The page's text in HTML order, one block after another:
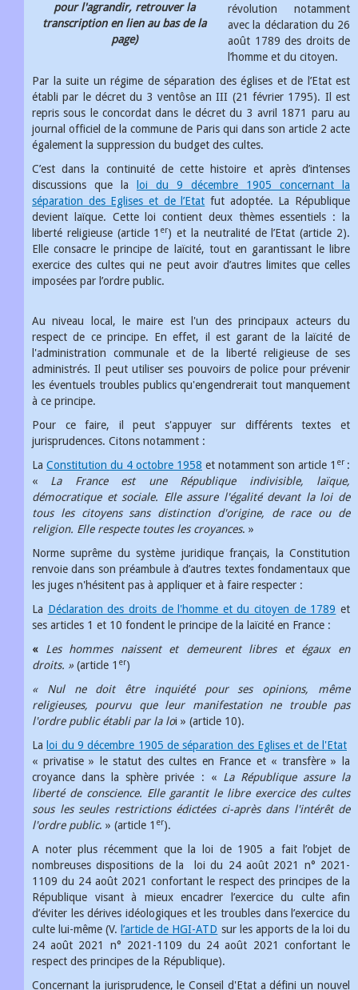
pour l'agrandir, retrouver la
transcription en lien au bas de la
page)
révolution notamment
avec la déclaration du 26
août 1789 des droits de
l’homme et du citoyen.
Par la suite un régime de séparation des églises et de l’Etat est
établi par le décret du 3 ventôse an III (21 février 1795). Il est
repris sous le concordat dans le décret du 3 avril 1871 paru au
journal officiel de la commune de Paris qui dans son article 2 acte
également la suppression du budget des cultes.
C’est dans la continuité de cette histoire et après d’intenses
discussions que la
loi du 9 décembre 1905 concernant la
séparation des Eglises et de l’Etat fut adoptée. La République
devient laïque. Cette loi contient deux thèmes essentiels : la
liberté religieuse (article 1 er) et la neutralité de l’Etat (article 2).
Elle consacre le principe de laïcité, tout en garantissant le libre
exercice des cultes qui ne peut avoir d’autres limites que celles
imposées par l’ordre public.
Au niveau local, le maire est l'un des principaux acteurs du
respect de ce principe. En effet, il est garant de la laïcité de
l'administration communale et de la liberté religieuse de ses
administrés. Il peut utiliser ses pouvoirs de police pour prévenir
les éventuels troubles publics qu'engendrerait tout manquement
à ce principe.
Pour ce faire, il peut s'appuyer sur différents textes et
jurisprudences. Citons notamment :
La Constitution du 4 octobre 1958 et notamment son article 1 er :
« La France est une République indivisible, laïque,
démocratique et sociale. Elle assure l'égalité devant la loi de
tous les citoyens sans distinction d'origine, de race ou de
religion. Elle respecte toutes les croyances. »
Norme suprême du système juridique français, la Constitution
renvoie dans son préambule à d’autres textes fondamentaux que
les juges n'hésitent pas à appliquer et à faire respecter :
La Déclaration des droits de l'homme et du citoyen de 1789 et
ses articles 1 et 10 fondent le principe de la laïcité en France :
« Les hommes naissent et demeurent libres et égaux en
droits. » (article 1 er)
« Nul ne doit être inquiété pour ses opinions, même
religieuses, pourvu que leur manifestation ne trouble pas
l'ordre public établi par la loi » (article 10).
La loi du 9 décembre 1905 de séparation des Eglises et de l'Etat
« privatise » le statut des cultes en France et « transfère » la
croyance dans la sphère privée : « La République assure la
liberté de conscience. Elle garantit le libre exercice des cultes
sous les seules restrictions édictées ci-après dans l'intérêt de
l'ordre public. » (article 1 er).
A noter plus récemment que la loi de 1905 a fait l’objet de
nombreuses dispositions de la loi du 24 août 2021 n° 2021-
1109 du 24 août 2021 confortant le respect des principes de la
République visant à mieux encadrer l’exercice du culte afin
d’éviter les dérives idéologiques et les troubles dans l’exercice du
culte lui-même (V. l’article de HGI-ATD sur les apports de la loi du
24 août 2021 n° 2021-1109 du 24 août 2021 confortant le
respect des principes de la République).
Concernant la jurisprudence, le Conseil d'Etat a défini un nouvel